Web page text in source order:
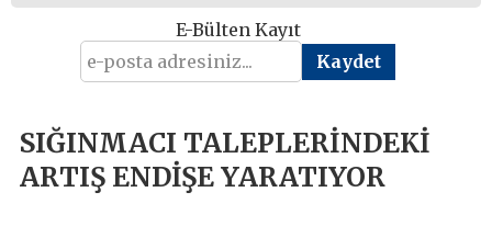
E-Bülten Kayıt
SIĞINMACI TALEPLERİNDEKİ
ARTIŞ ENDİŞE YARATIYOR